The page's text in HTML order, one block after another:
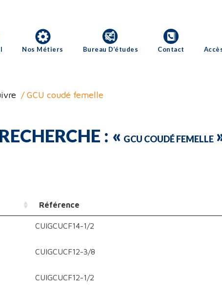
Nos Métiers Bureau D’études Contact
/ GCU coudé femelle
: « GCU COUDÉ FEMELLE
Référence
CUIGCUCF14-1/2
CUIGCUCF12-3/8
CUIGCUCF12-1/2